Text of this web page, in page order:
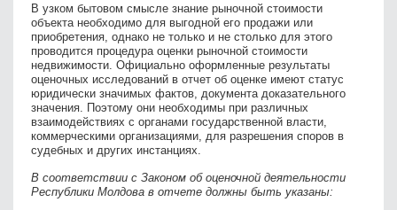
В узком бытовом смысле знание рыночной стоимости
объекта необходимо для выгодной его продажи или
приобретения, однако не только и не столько для этого
проводится процедура оценки рыночной стоимости
недвижимости. Официально оформленные результаты
оценочных исследований в отчет об оценке имеют статус
юридически значимых фактов, документа доказательного
значения. Поэтому они необходимы при различных
взаимодействиях с органами государственной власти,
коммерческими организациями, для разрешения споров в
судебных и других инстанциях.
В соответствии с Законом об оценочной деятельности
Республики Молдова в отчете должны быть указаны: